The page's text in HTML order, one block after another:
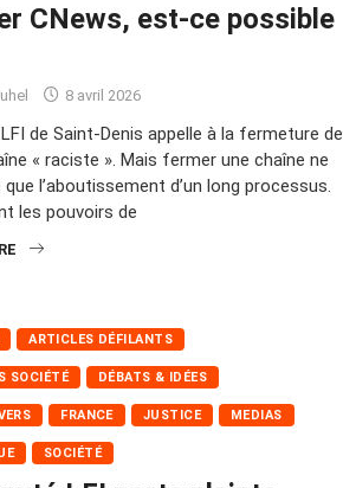
CNews, est-ce possible
8 avril 2026
de Saint-Denis appelle à la fermeture de
« raciste ». Mais fermer une chaîne ne
l’aboutissement d’un long processus.
les pouvoirs de
ARTICLES DÉFILANTS
SOCIÉTÉ DÉBATS & IDÉES
FRANCE JUSTICE MEDIAS
SOCIÉTÉ